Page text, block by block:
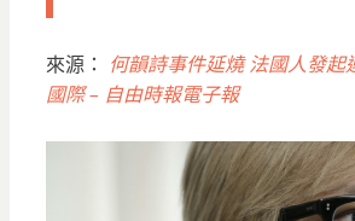
來源： 何韻詩事件延燒 法國人發起
國際 – 自由時報電子報